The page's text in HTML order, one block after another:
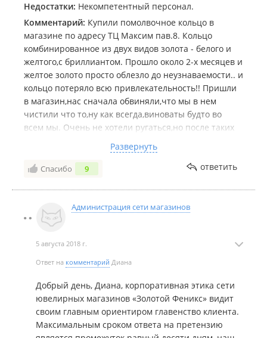
Недостатки: Некомпетентный персонал.
Комментарий: Купили помолвочное кольцо в
магазине по адресу ТЦ Максим пав.8. Кольцо
комбинированное из двух видов золота - белого и
желтого,с бриллиантом. Прошло около 2-х месяцев и
желтое золото просто облезло до неузнаваемости.. и
кольцо потеряло всю привлекательность!! Пришли
в магазин,нас сначала обвиняли,что мы в нем
чистили что то,ну как всегда,виноваты будто во
всем мы. Очень не хотели ругаться,но после таких
на проведение экспертизы,хотя видно что оно все
истерто невооруженным взглядом,явный брак
подписывать,хотя обязаны были это сделать
(звонили и консультировались в защиту прав
потребителей) Директора конечно не было на
позвонить и сказать варианты решений нашей
проблемы. Но звонка мы не дождались. Завтра
снова в бой, будем биться до последнего,кольцо
дорогоехочется за такие деньги носить изделие с
удовольствием. Судя по тому как облезло кольцо,не
удивлюсь,что может и вовсе там не бриллиант,какой
ужас...
Развернуть
Спасибо 9 ответить
Администрация сети магазинов
5 августа 2018 г.
Ответ на комментарий Диана
Добрый день, Диана, корпоративная этика сети
ювелирных магазинов «Золотой Феникс» видит
своим главным ориентиром главенство клиента.
Максимальным сроком ответа на претензию